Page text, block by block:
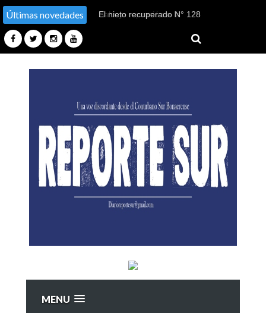
Últimas novedades
El nieto recuperado N° 128
sustracción y sustitución de
identidad en Tucumán
MENU